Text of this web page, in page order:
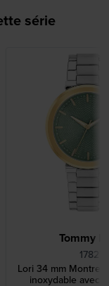
série
Tommy
Lori 34 mm Montre
inoxydable avec